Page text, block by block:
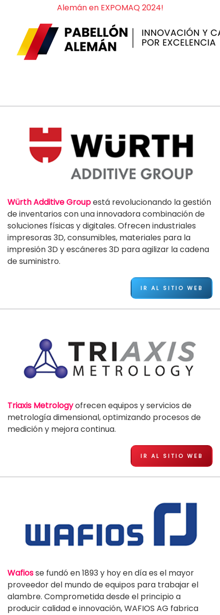
Alemán en EXPOMAQ 2024!
Würth Additive Groupestá revolucionando la gestión
de inventarios con una innovadora combinación de
soluciones físicas y digitales. Ofrecen industriales
impresoras 3D, consumibles, materiales para la
impresión 3D y escáneres 3D para agilizar la cadena
de suministro.
IR AL SITIO WEB
Triaxis Metrologyofrecen equipos y servicios de
metrología dimensional, optimizando procesos de
medición y mejora continua.
IR AL SITIO WEB
Wafiosse fundó en 1893 y hoy en día es el mayor
proveedor del mundo de equipos para trabajar el
alambre. Comprometida desde el principio a
producir calidad e innovación, WAFIOS AG fabrica